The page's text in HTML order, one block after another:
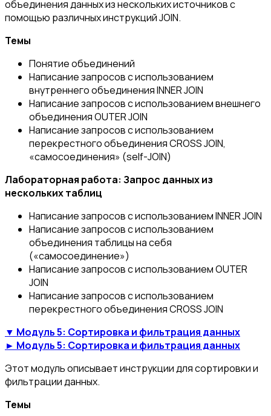
объединения данных из нескольких источников с
помощью различных инструкций JOIN.
Темы
Понятие объединений
Написание запросов с использованием
внутреннего объединения INNER JOIN
Написание запросов с использованием внешнего
объединения OUTER JOIN
Написание запросов с использованием
перекрестного объединения CROSS JOIN,
«самосоединения» (self-JOIN)
Лабораторная работа: Запрос данных из
нескольких таблиц
Написание запросов с использованием INNER JOIN
Написание запросов с использованием
объединения таблицы на себя
(«самосоединение»)
Написание запросов с использованием OUTER
JOIN
Написание запросов с использованием
перекрестного объединения CROSS JOIN
▼ Модуль 5: Сортировка и фильтрация данных
► Модуль 5: Сортировка и фильтрация данных
Этот модуль описывает инструкции для сортировки и
фильтрации данных.
Темы